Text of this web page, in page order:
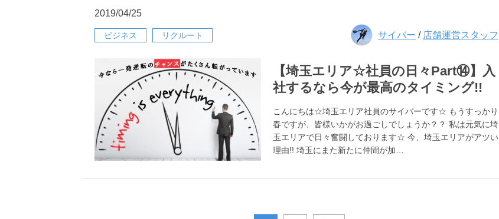
2019/04/25
ビジネス リクルート サイバー / 店舗運営スタッフ
【埼玉エリア☆社員の日々Part⑭】入
社するなら今が最高のタイミング!!
こんにちは☆埼玉エリア社員のサイバーです☆ もうすっかり
春ですが、皆様いかがお過ごしでしょうか？？ 私は元気に埼
玉エリアで日々奮闘しております☆ 今、埼玉エリアがアツい
理由!! 埼玉にまた新たに仲間が加…